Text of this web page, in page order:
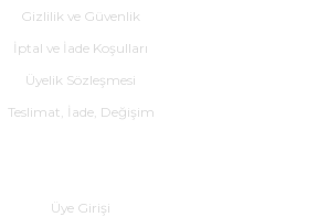
Gizlilik ve Güvenlik
İptal ve İade Koşulları
Üyelik Sözleşmesi
Teslimat, İade, Değişim
Üye Girişi